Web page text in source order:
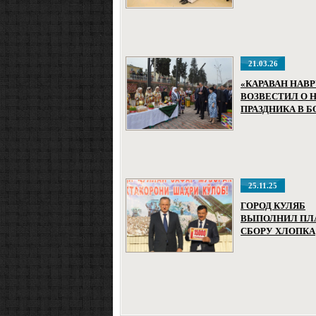
УЗБЕКИСТАНА
21.03.26
«КАРАВАН
ВОЗВЕСТИЛ О
ПРАЗДНИКА В
25.11.25
ГОРОД КУЛЯБ
ВЫПОЛНИЛ
СБОРУ ХЛОПКА